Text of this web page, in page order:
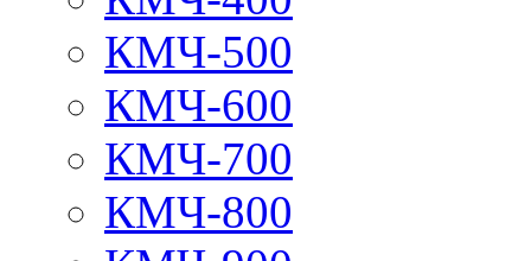
КМЧ-500
КМЧ-600
КМЧ-700
КМЧ-800